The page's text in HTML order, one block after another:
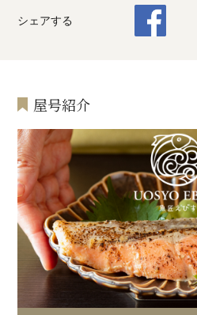
シェアする
屋号紹介